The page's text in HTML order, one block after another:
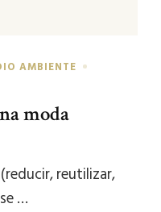
AMBIENTE
moda
reutilizar,
…